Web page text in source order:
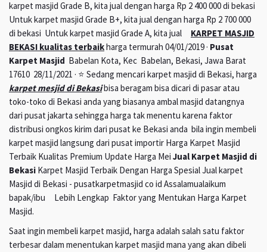
karpet masjid Grade B, kita jual dengan harga Rp 2 400 000 di bekasi
Untuk karpet masjid Grade B+, kita jual dengan harga Rp 2 700 000
di bekasi Untuk karpet masjid Grade A, kita jual KARPET MASJID
BEKASI kualitas terbaikharga termurah 04/01/2019 · Pusat
Karpet Masjid Babelan Kota, Kec Babelan, Bekasi, Jawa Barat
17610 28/11/2021 · ⭐ Sedang mencari karpet masjid di Bekasi, harga
karpet mesjid di Bekasibisa beragam bisa dicari di pasar atau
toko-toko di Bekasi anda yang biasanya ambal masjid datangnya
dari pusat jakarta sehingga harga tak menentu karena faktor
distribusi ongkos kirim dari pusat ke Bekasi anda bila ingin membeli
karpet masjid langsung dari pusat importir Harga Karpet Masjid
Terbaik Kualitas Premium Update Harga Mei Jual Karpet Masjid di
Bekasi Karpet Masjid Terbaik Dengan Harga Spesial Jual karpet
Masjid di Bekasi - pusatkarpetmasjid co id Assalamualaikum
bapak/ibu Lebih Lengkap Faktor yang Mentukan Harga Karpet
Masjid.
Saat ingin membeli karpet masjid, harga adalah salah satu faktor
terbesar dalam menentukan karpet masjid mana yang akan dibeli